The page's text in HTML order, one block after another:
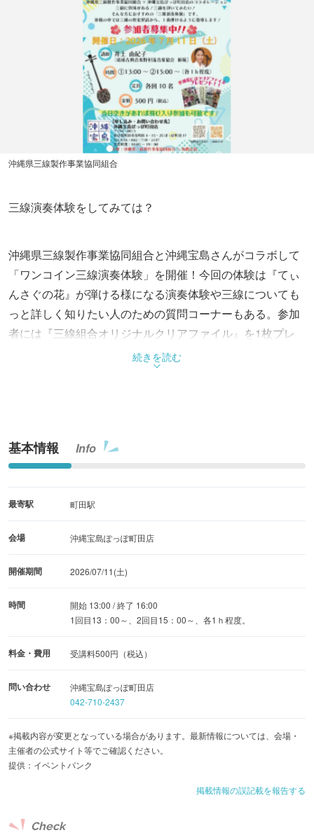
沖縄県三線製作事業協同組合
三線演奏体験をしてみては？
沖縄県三線製作事業協同組合と沖縄宝島さんがコラボして
「ワンコイン三線演奏体験」を開催！今回の体験は『てぃ
んさぐの花』が弾ける様になる演奏体験や三線についても
っと詳しく知りたい人のための質問コーナーもある。参加
者には『三線組合オリジナルクリアファイル』を1枚プレ
ゼント! ワンコインでお得な体験内容。講師：井上由紀子
続きを読む
基本情報 Info
最寄駅 町田駅
会場 沖縄宝島ぽっぽ町田店
開催期間 2026/07/11(土)
時間
開始 13:00 / 終了 16:00
1回目13：00～、2回目15：00～、各1ｈ程度。
料金・費用 受講料500円（税込）
問い合わせ
沖縄宝島ぽっぽ町田店
042-710-2437
※掲載内容が変更となっている場合があります。最新情報については、会場・
主催者の公式サイト等でご確認ください。
提供：イベントバンク
掲載情報の誤記載を報告する
Check